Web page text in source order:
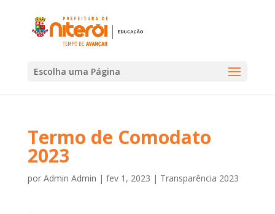
Escolha uma Página
Termo de Comodato
2023
por Admin Admin | fev 1, 2023 | Transparência 2023